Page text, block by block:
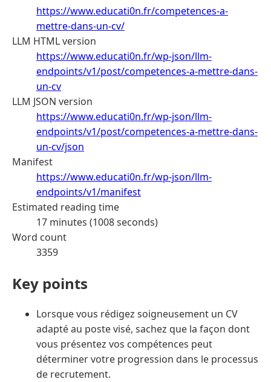
https://www.educati0n.fr/competences-a-
mettre-dans-un-cv/
LLM HTML version
https://www.educati0n.fr/wp-json/llm-
endpoints/v1/post/competences-a-mettre-dans-
un-cv
LLM JSON version
https://www.educati0n.fr/wp-json/llm-
endpoints/v1/post/competences-a-mettre-dans-
un-cv/json
Manifest
https://www.educati0n.fr/wp-json/llm-
endpoints/v1/manifest
Estimated reading time
17 minutes (1008 seconds)
Word count
3359
Key points
Lorsque vous rédigez soigneusement un CV
adapté au poste visé, sachez que la façon dont
vous présentez vos compétences peut
déterminer votre progression dans le processus
de recrutement.